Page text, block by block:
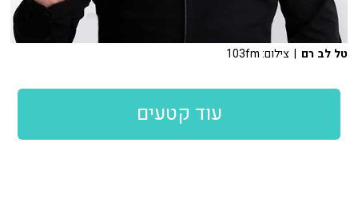
טל לב רם | צילום: 103fm
עוד קטעים